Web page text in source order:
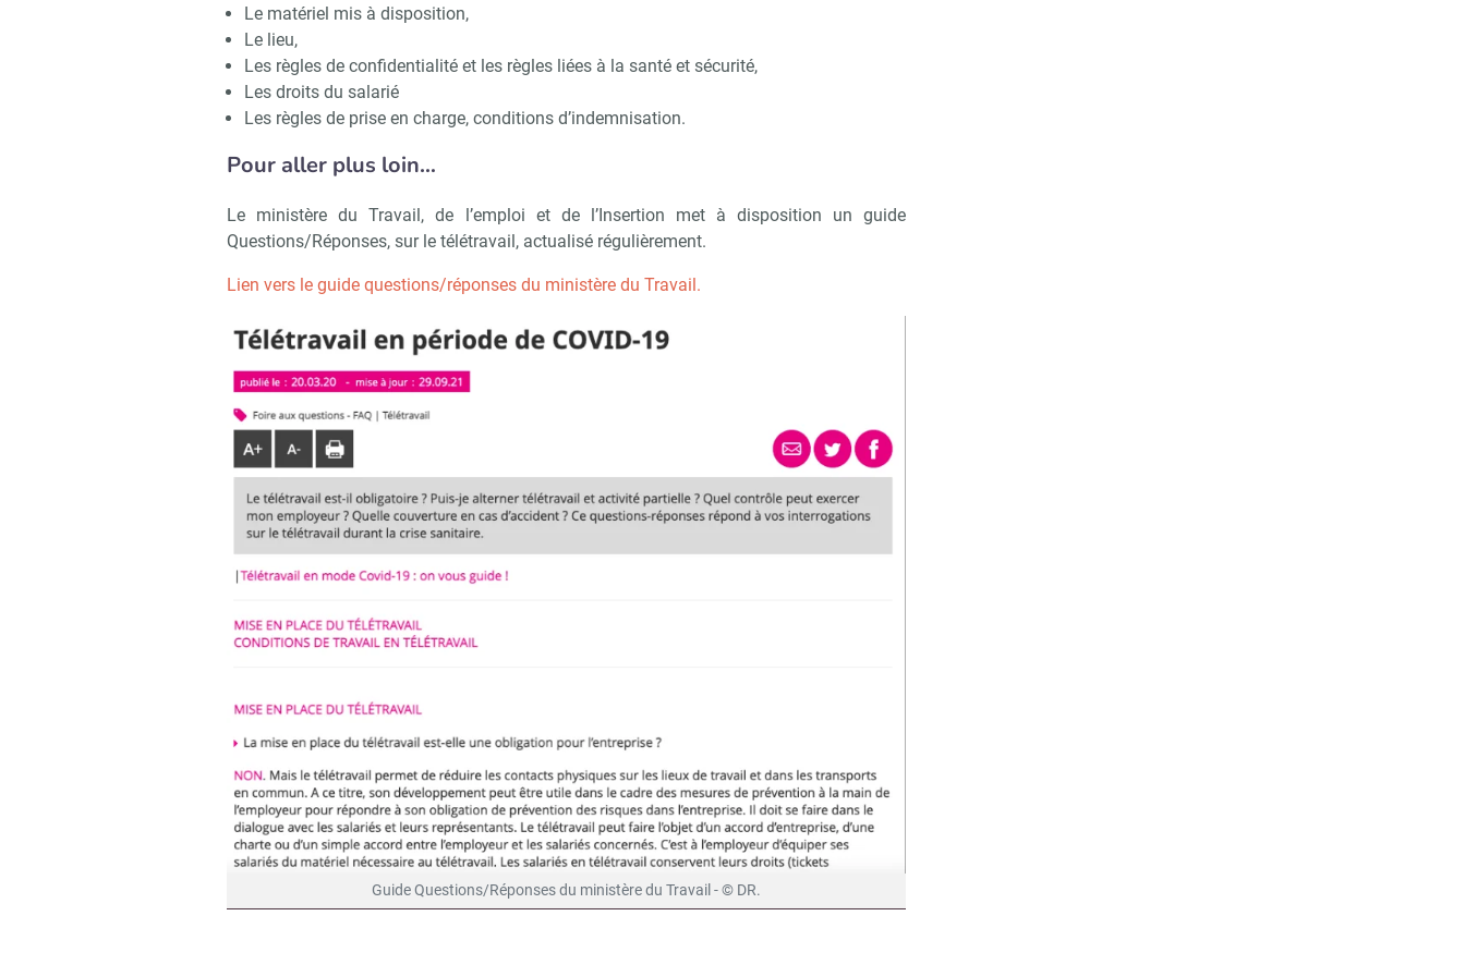
Le matériel mis à disposition,
Le lieu,
Les règles de confidentialité et les règles liées à la santé et sécurité,
Les droits du salarié
Les règles de prise en charge, conditions d’indemnisation.
Pour aller plus loin…
Le ministère du Travail, de l’emploi et de l’Insertion met à disposition un guide
Questions/Réponses, sur le télétravail, actualisé régulièrement.
Lien vers le guide questions/réponses du ministère du Travail.
Guide Questions/Réponses du ministère du Travail - © DR.